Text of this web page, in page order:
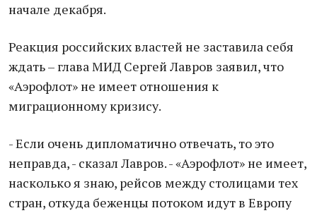
начале декабря.
Реакция российских властей не заставила себя
ждать – глава МИД Сергей Лавров заявил, что
«Аэрофлот» не имеет отношения к
миграционному кризису.
- Если очень дипломатично отвечать, то это
неправда, - сказал Лавров. - «Аэрофлот» не имеет,
насколько я знаю, рейсов между столицами тех
стран, откуда беженцы потоком идут в Европу